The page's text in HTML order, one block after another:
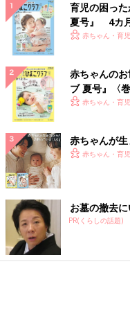
育児の困っ
夏号』 4カ
いっぱい！
赤ちゃん・育児
赤ちゃんの
ブ 夏号』〈
く！ おっぱ
赤ちゃん・育児
赤ちゃんが生
赤ちゃん・育児
お墓の撤去
PR(くらしの話題)